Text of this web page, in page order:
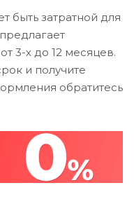
быть затратной для
3-х до 12 месяцев.
и получите
обратитесь